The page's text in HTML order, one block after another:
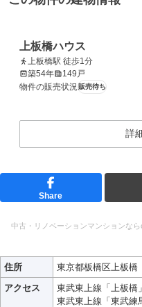
上板橋ハウス
上板橋駅 徒歩1分
築54年
149戸
物件の販売状況販売待ち
詳
Share
中古・リノベーションマンションな
住所
東京都板橋区上板橋
アクセス
東武東上線「上板橋
東武東上線「東武練